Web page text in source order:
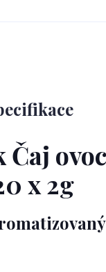
x 2g